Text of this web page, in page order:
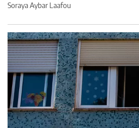
Soraya Aybar Laafou